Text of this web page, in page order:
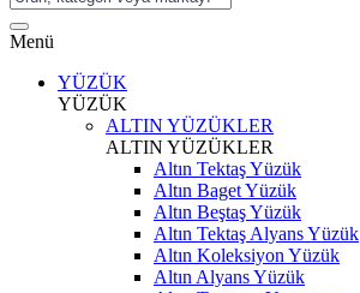
Menü
YÜZÜK
YÜZÜK
ALTIN YÜZÜKLER
ALTIN YÜZÜKLER
Altın Tektaş Yüzük
Altın Baget Yüzük
Altın Beştaş Yüzük
Altın Tektaş Alyans Yüzük
Altın Koleksiyon Yüzük
Altın Alyans Yüzük